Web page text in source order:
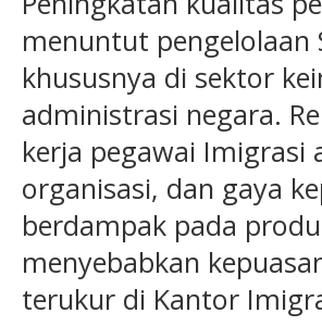
menuntut pengelolaan
khususnya di sektor
administrasi negara.
kerja pegawai Imigrasi
organisasi, dan gaya
berdampak pada
menyebabkan
terukur di Kantor